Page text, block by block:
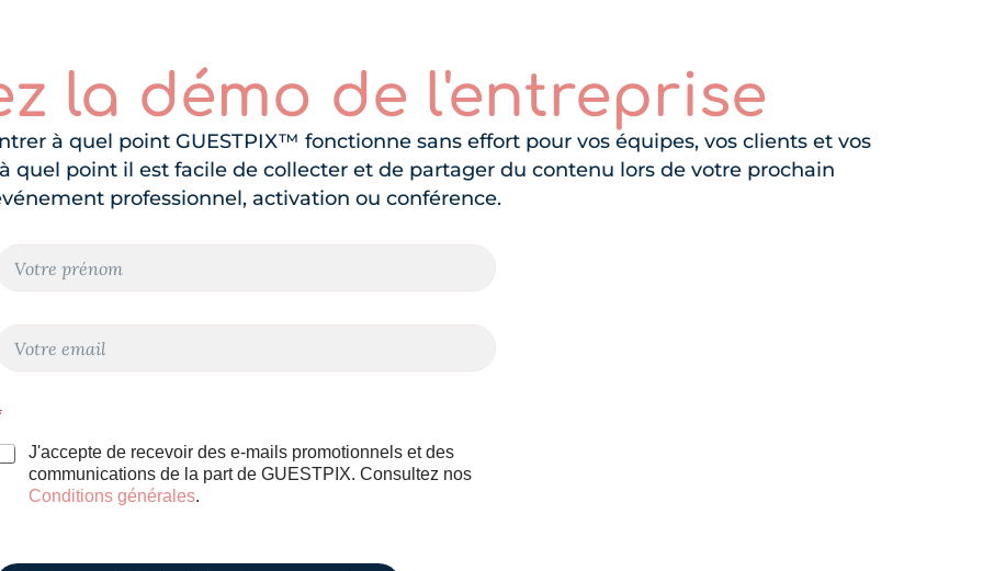
la démo de l'entreprise
à quel point GUESTPIX™ fonctionne sans effort pour vos équipes, vos clients et vos
quel point il est facile de collecter et de partager du contenu lors de votre prochain
professionnel, activation ou conférence.
m
J'accepte de recevoir des e-mails promotionnels et des
communications de la part de GUESTPIX. Consultez nos
Conditions générales.